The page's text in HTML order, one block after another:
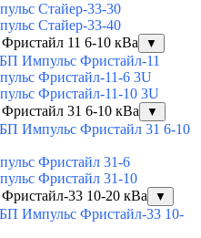
Стайер-33-30
Стайер-33-40
11 6-10 кВа
▼
Импульс Фристайл-11
Фристайл-11-6 3U
Фристайл-11-10 3U
31 6-10 кВа
▼
Импульс Фристайл 31 6-10
Фристайл 31-6
Фристайл 31-10
33 10-20 кВа
▼
Импульс Фристайл-33 10-